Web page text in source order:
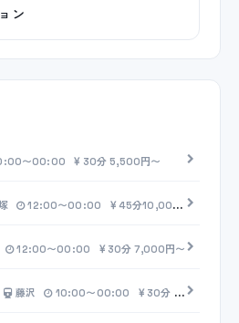
ン
〜00:00 30分 5,500円〜
12:00〜00:00 45分10,000円〜
12:00〜00:00 30分 7,000円〜
藤沢 10:00〜00:00 30分 6,500円〜